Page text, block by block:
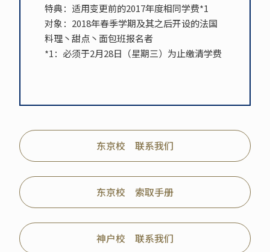
特典：适用变更前的2017年度相同学费*1
对象：2018年春季学期及其之后开设的法国
料理丶甜点丶面包班报名者
*1：必须于2月28日（星期三）为止缴清学费
东京校 联系我们
东京校 索取手册
神户校 联系我们